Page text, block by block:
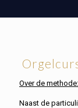
Over de methode:
Naast de